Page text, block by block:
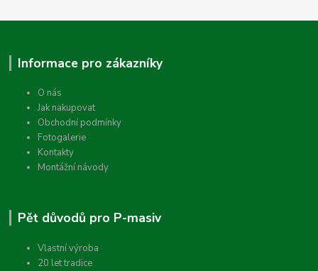
Informace pro zákazníky
O nás
Jak nakupovat
Obchodní podmínky
Fotogalerie
Kontakty
Montážní návody
Pět důvodů pro P-masiv
Vlastní výroba
20 let tradice